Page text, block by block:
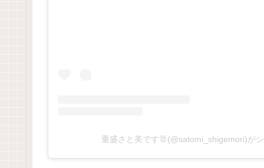
重盛さと美です🐰(@satomi_shigemori)が